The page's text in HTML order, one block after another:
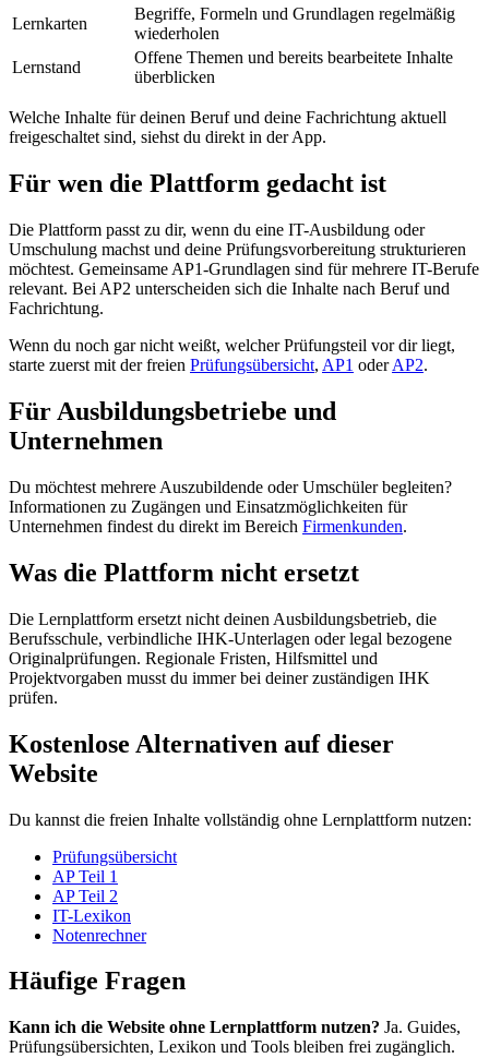
Lernkarten
Begriffe, Formeln und Grundlagen regelmäßig
wiederholen
Lernstand
Offene Themen und bereits bearbeitete Inhalte
überblicken
Welche Inhalte für deinen Beruf und deine Fachrichtung aktuell
freigeschaltet sind, siehst du direkt in der App.
Für wen die Plattform gedacht ist
Die Plattform passt zu dir, wenn du eine IT-Ausbildung oder
Umschulung machst und deine Prüfungsvorbereitung strukturieren
möchtest. Gemeinsame AP1-Grundlagen sind für mehrere IT-Berufe
relevant. Bei AP2 unterscheiden sich die Inhalte nach Beruf und
Fachrichtung.
Wenn du noch gar nicht weißt, welcher Prüfungsteil vor dir liegt,
starte zuerst mit der freien Prüfungsübersicht, AP1 oderAP2.
Für Ausbildungsbetriebe und
Unternehmen
Du möchtest mehrere Auszubildende oder Umschüler begleiten?
Informationen zu Zugängen und Einsatzmöglichkeiten für
Unternehmen findest du direkt im Bereich Firmenkunden.
Was die Plattform nicht ersetzt
Die Lernplattform ersetzt nicht deinen Ausbildungsbetrieb, die
Berufsschule, verbindliche IHK-Unterlagen oder legal bezogene
Originalprüfungen. Regionale Fristen, Hilfsmittel und
Projektvorgaben musst du immer bei deiner zuständigen IHK
prüfen.
Kostenlose Alternativen auf dieser
Website
Du kannst die freien Inhalte vollständig ohne Lernplattform nutzen:
Prüfungsübersicht
AP Teil 1
AP Teil 2
IT-Lexikon
Notenrechner
Häufige Fragen
Kann ich die Website ohne Lernplattform nutzen? Ja. Guides,
Prüfungsübersichten, Lexikon und Tools bleiben frei zugänglich.